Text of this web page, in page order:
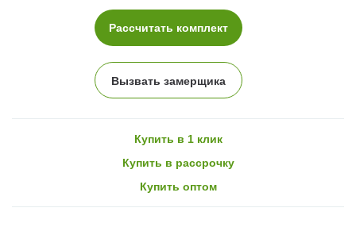
Рассчитать комплект
Вызвать замерщика
Купить в 1 клик
Купить в рассрочку
Купить оптом